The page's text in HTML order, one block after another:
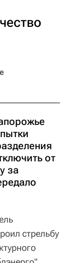
от
за
стрельбу